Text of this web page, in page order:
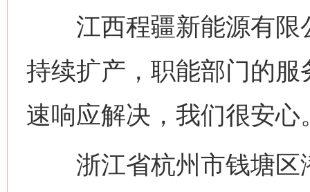
江西程疆新能源有限
持续扩产，职能部门的
速响应解决，我们很安心
浙江省杭州市钱塘区